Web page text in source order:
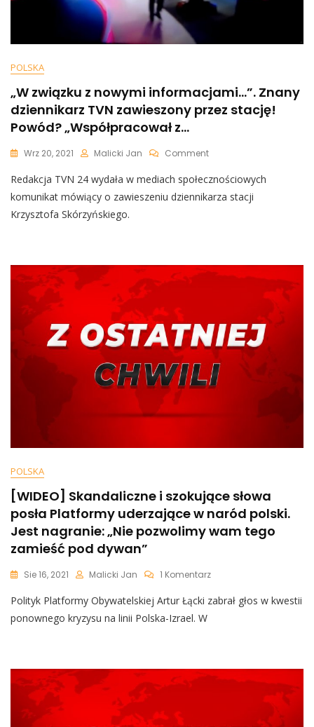
Rządu
Zaprzecza
POLSKA
„W związku z nowymi informacjami…”. Znany
dziennikarz TVN zawieszony przez stację!
Powód? „Współpracował z…
Wrz 20, 2021 Malicki Jan CommentOn
Związku
Z
Zawieszony
„Współpracował
Z…
Redakcja TVN 24 wydała w mediach społecznościowych
komunikat mówiący o zawieszeniu dziennikarza stacji
Krzysztofa Skórzyńskiego.
POLSKA
[WIDEO] Skandaliczne i szokujące słowa
posła Platformy uderzające w naród polski.
Jest nagranie: „Nie pozwolimy wam tego
zamieść pod dywan”
Sie 16, 2021 Malicki Jan 1 KomentarzDo
Skandaliczne
Platformy
Uderzające
Polityk Platformy Obywatelskiej Artur Łącki zabrał głos w kwestii
ponownego kryzysu na linii Polska-Izrael. W